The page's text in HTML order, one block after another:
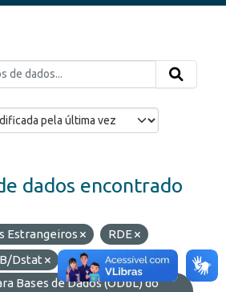
dados encontrado
Estrangeiros
RDE
Dstat
Licenças:
Bases de Dados (ODbL) do